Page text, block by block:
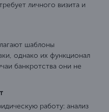
личного визита и
шаблоны
однако их функционал
банкротства они не
работу: анализ